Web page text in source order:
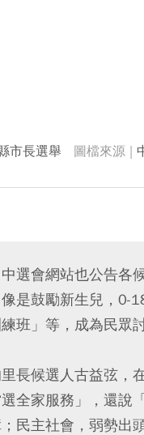
市長選舉
選會網站也公告各
是鼓勵新生兒，0-
班」等，成為民眾討
長候選人古益弦，
全家服務」，還說
民主社會，弱勢出